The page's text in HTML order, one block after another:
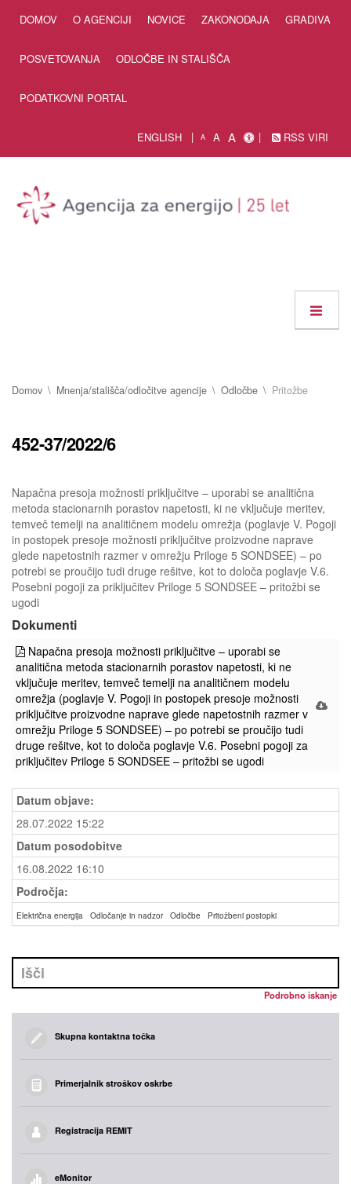
DOMOV O AGENCIJI NOVICE ZAKONODAJA GRADIVA
POSVETOVANJA ODLOČBE IN STALIŠČA
PODATKOVNI PORTAL
ENGLISH A A A RSS VIRI
Domov Mnenja/stališča/odločitve agencije Odločbe Pritožbe
452-37/2022/6
Napačna presoja možnosti priključitve – uporabi se analitična
metoda stacionarnih porastov napetosti, ki ne vključuje meritev,
temveč temelji na analitičnem modelu omrežja (poglavje V. Pogoji
in postopek presoje možnosti priključitve proizvodne naprave
glede napetostnih razmer v omrežju Priloge 5 SONDSEE) – po
potrebi se proučijo tudi druge rešitve, kot to določa poglavje V.6.
Posebni pogoji za priključitev Priloge 5 SONDSEE – pritožbi se
ugodi
Dokumenti
Napačna presoja možnosti priključitve – uporabi se
analitična metoda stacionarnih porastov napetosti, ki ne
vključuje meritev, temveč temelji na analitičnem modelu
omrežja (poglavje V. Pogoji in postopek presoje možnosti
priključitve proizvodne naprave glede napetostnih razmer v
omrežju Priloge 5 SONDSEE) – po potrebi se proučijo tudi
druge rešitve, kot to določa poglavje V.6. Posebni pogoji za
priključitev Priloge 5 SONDSEE – pritožbi se ugodi
Datum objave:
28.07.2022 15:22
Datum posodobitve
16.08.2022 16:10
Področja:
Električna energija Odločanje in nadzor Odločbe Pritožbeni postopki
Podrobno iskanje
Skupna kontaktna točka
Primerjalnik stroškov oskrbe
Registracija REMIT
eMonitor